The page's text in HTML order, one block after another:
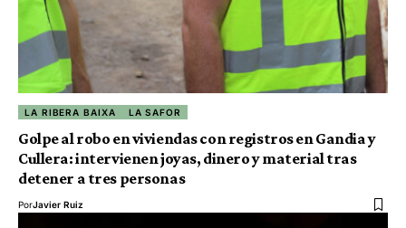
LA RIBERA BAIXA LA SAFOR
Golpe al robo en viviendas con registros en Gandia y
Cullera: intervienen joyas, dinero y material tras
detener a tres personas
PorJavier Ruiz